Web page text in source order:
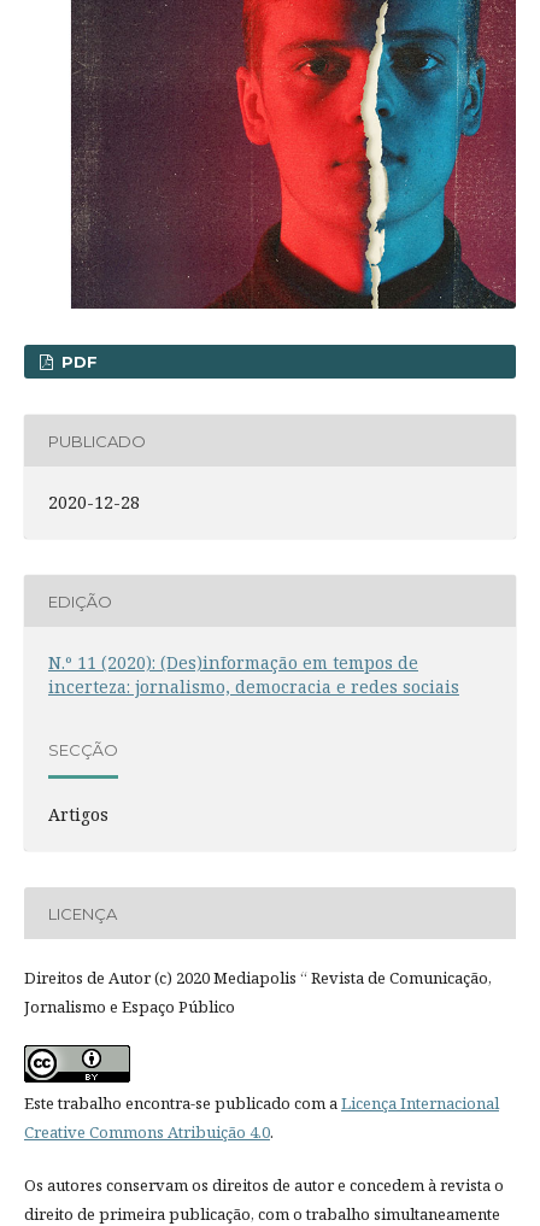
PDF
PUBLICADO
2020-12-28
EDIÇÃO
N.º 11 (2020): (Des)informação em tempos de
incerteza: jornalismo, democracia e redes sociais
SECÇÃO
Artigos
LICENÇA
Direitos de Autor (c) 2020 Mediapolis “ Revista de Comunicação,
Jornalismo e Espaço Público
Este trabalho encontra-se publicado com aLicença Internacional
Creative Commons Atribuição 4.0.
Os autores conservam os direitos de autor e concedem à revista o
direito de primeira publicação, com o trabalho simultaneamente